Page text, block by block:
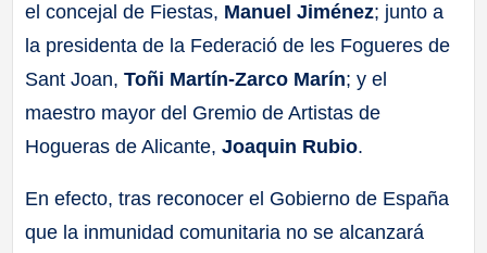
el concejal de Fiestas, Manuel Jiménez; junto a
la presidenta de la Federació de les Fogueres de
Sant Joan, Toñi Martín-Zarco Marín; y el
maestro mayor del Gremio de Artistas de
Hogueras de Alicante,Joaquin Rubio.
En efecto, tras reconocer el Gobierno de España
que la inmunidad comunitaria no se alcanzará